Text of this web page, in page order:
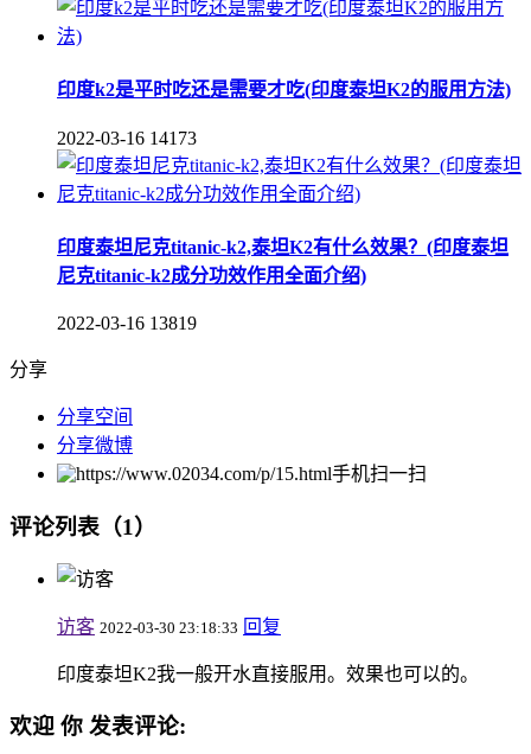
印度k2是平时吃还是需要才吃(印度泰坦K2的服用方法)
2022-03-16 14173
印度泰坦尼克titanic-k2,泰坦K2有什么效果？(印度泰坦
尼克titanic-k2成分功效作用全面介绍)
2022-03-16 13819
分享
分享空间
分享微博
手机扫一扫
评论列表（1）
访客 2022-03-30 23:18:33 回复
印度泰坦K2我一般开水直接服用。效果也可以的。
欢迎 你 发表评论: